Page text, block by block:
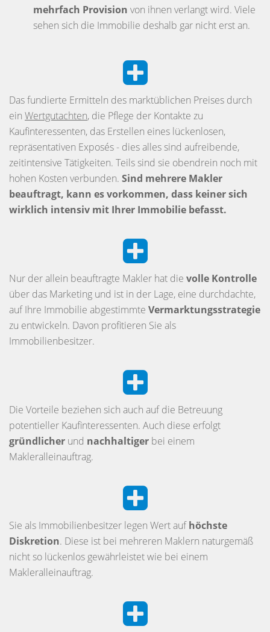
mehrfach Provision von ihnen verlangt wird. Viele
sehen sich die Immobilie deshalb gar nicht erst an.
Das fundierte Ermitteln des marktüblichen Preises durch
ein Wertgutachten, die Pflege der Kontakte zu
Kaufinteressenten, das Erstellen eines lückenlosen,
repräsentativen Exposés - dies alles sind aufreibende,
zeitintensive Tätigkeiten. Teils sind sie obendrein noch mit
hohen Kosten verbunden. Sind mehrere Makler
beauftragt, kann es vorkommen, dass keiner sich
wirklich intensiv mit Ihrer Immobilie befasst.
Nur der allein beauftragte Makler hat die volle Kontrolle
über das Marketing und ist in der Lage, eine durchdachte,
auf Ihre Immobilie abgestimmte Vermarktungsstrategie
zu entwickeln. Davon profitieren Sie als
Immobilienbesitzer.
Die Vorteile beziehen sich auch auf die Betreuung
potentieller Kaufinteressenten. Auch diese erfolgt
gründlicher und nachhaltiger bei einem
Makleralleinauftrag.
Sie als Immobilienbesitzer legen Wert aufhöchste
Diskretion. Diese ist bei mehreren Maklern naturgemäß
nicht so lückenlos gewährleistet wie bei einem
Makleralleinauftrag.